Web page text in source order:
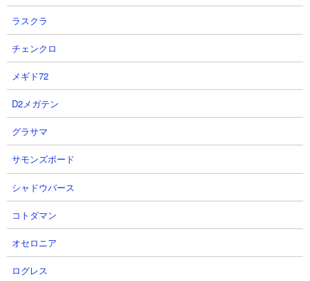
体力： 4,500,000
攻撃力： 675,000
射程： -2500～2000（全方位範囲攻撃）感知射程1000
KB： 2回
特殊能力： 城へのダメージ4倍
属性： 使徒
ラスクラ
チェンクロ
メギド72
D2メガテン
グラサマ
サモンズボード
シャドウバース
コトダマン
オセロニア
ログレス